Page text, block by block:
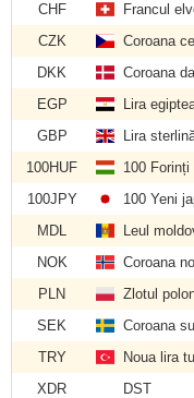
CHF
Francul
CZK
Coroana
DKK
Coroana
EGP
Lira
GBP
Lira
100HUF
100 Forinți
100JPY
100 Yeni
MDL
Leul
NOK
Coroana
PLN
Zlotul
SEK
Coroana
TRY
Noua lira
XDR
DST